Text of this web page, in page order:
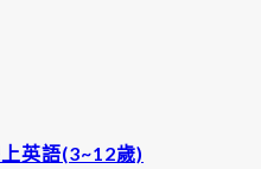
英語(3~12歲)